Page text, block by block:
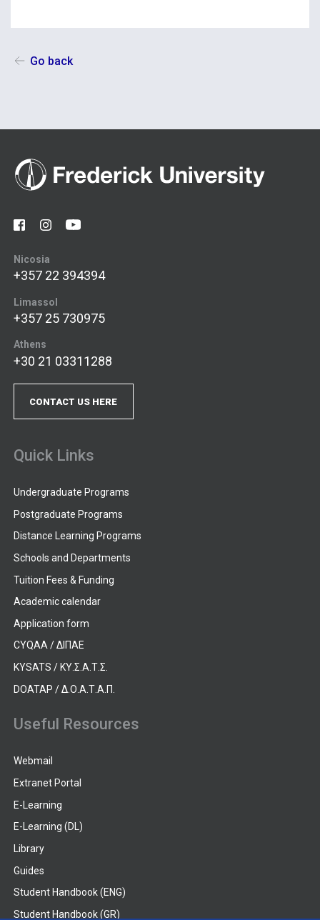
Go back
Nicosia
+357 22 394394
Limassol
+357 25 730975
Athens
+30 21 03311288
CONTACT US HERE
Quick Links
Undergraduate Programs
Postgraduate Programs
Distance Learning Programs
Schools and Departments
Tuition Fees & Funding
Academic calendar
Application form
CYQAA / ΔΙΠΑΕ
KYSATS / ΚΥ.Σ.Α.Τ.Σ.
DOATAP / Δ.Ο.Α.Τ.Α.Π.
Useful Resources
Webmail
Extranet Portal
E-Learning
E-Learning (DL)
Library
Guides
Student Handbook (ENG)
Student Handbook (GR)